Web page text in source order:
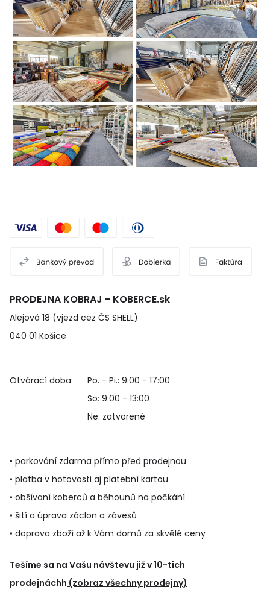
PRODEJNA KOBRAJ - KOBERCE.sk
Alejová 18 (vjezd cez ČS SHELL)
040 01 Košice
Otvárací doba:
Po. - Pi.: 9:00 - 17:00
So: 9:00 - 13:00
Ne: zatvorené
• parkování zdarma přímo před prodejnou
• platba v hotovosti aj platební kartou
• obšívaní koberců a běhounů na počkání
• šití a úprava záclon a závesů
• doprava zboží až k Vám domů za skvělé ceny
Tešíme sa na Vašu návštevu již v 10-tich
prodejnáchh (zobraz všechny prodejny)